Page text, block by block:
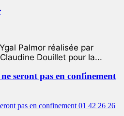
Palmor réalisée par
Douillet pour la...
seront pas en confinement